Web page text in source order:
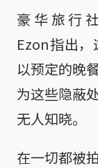
豪华旅行
Ezon指出
以预定的晚
为这些隐蔽
无人知晓。
在一切都被